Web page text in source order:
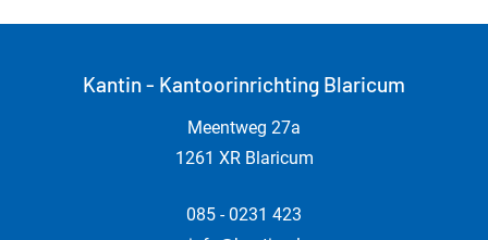
Kantin - Kantoorinrichting Blaricum
Meentweg 27a
1261 XR Blaricum
085 - 0231 423